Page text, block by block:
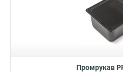
Промрукав